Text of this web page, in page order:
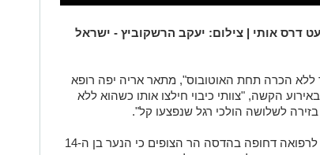
דרס אותי | צילום: יעקב הרשקוביץ - ישראל
ללא הכרה תחת האוטובוס", מתאר אריה יפה רופא
הקשה, "צוותי כיבוי חילצו אותו כשהוא ללא
בזירה לשלושה הולכי רגל שנפצעו קל".
מאוחר יותר נמסר מהמחלקה לרפואה דחופה בהדסה הר הצופים כי הנער בן ה-14